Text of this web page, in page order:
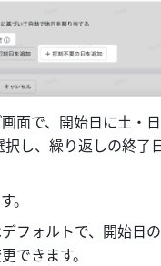
面で、開始日に土・
択し、繰り返しの終了
。
フォルトで、開始日
できます。